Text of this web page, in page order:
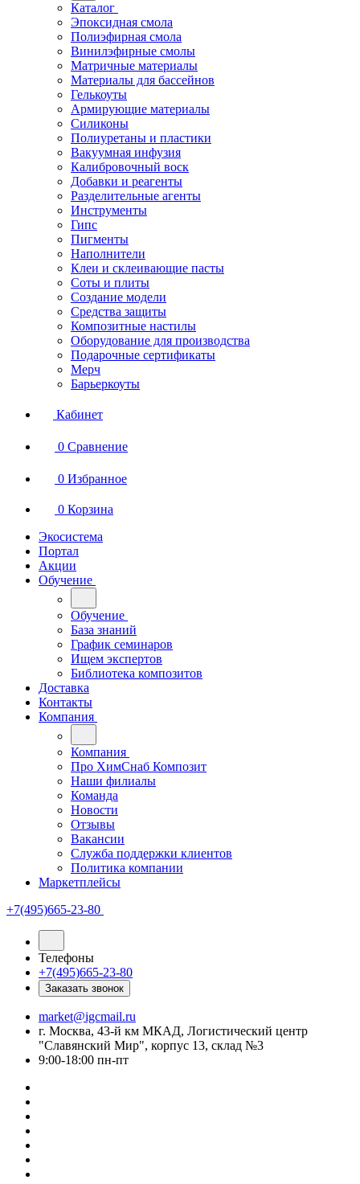
Каталог
Эпоксидная смола
Полиэфирная смола
Винилэфирные смолы
Матричные материалы
Материалы для бассейнов
Гелькоуты
Армирующие материалы
Силиконы
Полиуретаны и пластики
Вакуумная инфузия
Калибровочный воск
Добавки и реагенты
Разделительные агенты
Инструменты
Гипс
Пигменты
Наполнители
Клеи и склеивающие пасты
Соты и плиты
Создание модели
Средства защиты
Композитные настилы
Оборудование для производства
Подарочные сертификаты
Мерч
Барьеркоуты
Кабинет
0 Сравнение
0 Избранное
0 Корзина
Экосистема
Портал
Акции
Обучение
Обучение
База знаний
График семинаров
Ищем экспертов
Библиотека композитов
Доставка
Контакты
Компания
Компания
Про ХимСнаб Композит
Наши филиалы
Команда
Новости
Отзывы
Вакансии
Служба поддержки клиентов
Политика компании
Маркетплейсы
+7(495)665-23-80
Телефоны
+7(495)665-23-80
Заказать звонок
market@igcmail.ru
г. Москва, 43-й км МКАД, Логистический центр
"Славянский Мир", корпус 13, склад №3
9:00-18:00 пн-пт